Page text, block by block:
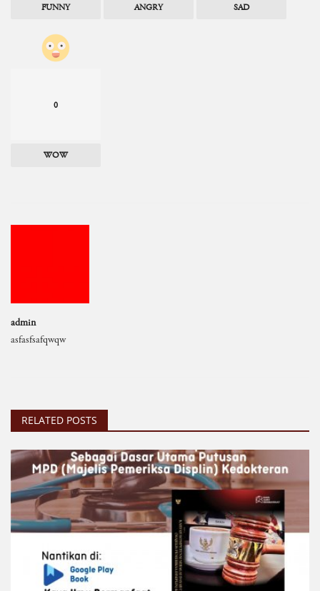
FUNNY ANGRY SAD
0
WOW
admin
asfasfsafqwqw
RELATED POSTS